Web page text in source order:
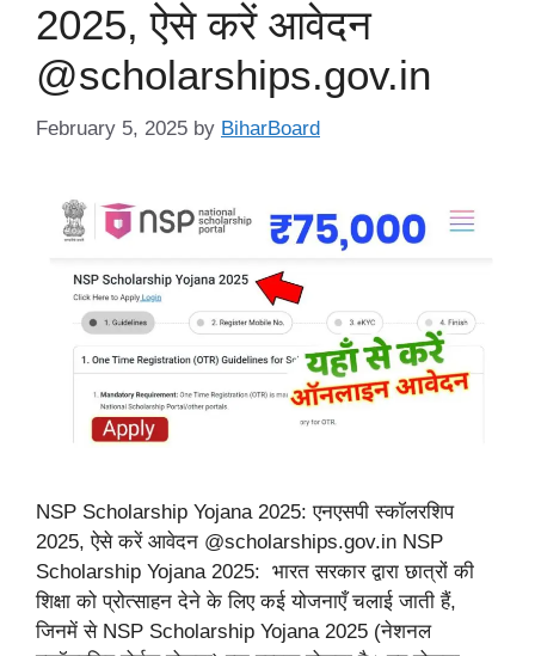
2025, ऐसे करें आवेदन
@scholarships.gov.in
February 5, 2025 by BiharBoard
NSP Scholarship Yojana 2025: एनएसपी स्कॉलरशिप
2025, ऐसे करें आवेदन @scholarships.gov.in NSP
Scholarship Yojana 2025: भारत सरकार द्वारा छात्रों की
शिक्षा को प्रोत्साहन देने के लिए कई योजनाएँ चलाई जाती हैं,
जिनमें से NSP Scholarship Yojana 2025 (नेशनल